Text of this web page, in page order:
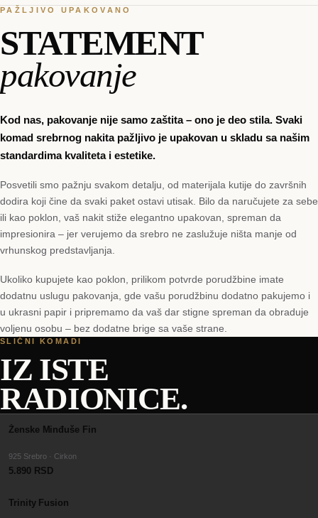
PAŽLJIVO UPAKOVANO
STATEMENT
pakovanje
Kod nas, pakovanje nije samo zaštita – ono je deo stila. Svaki
komad srebrnog nakita pažljivo je upakovan u skladu sa našim
standardima kvaliteta i estetike.
Posvetili smo pažnju svakom detalju, od materijala kutije do završnih
dodira koji čine da svaki paket ostavi utisak. Bilo da naručujete za sebe
ili kao poklon, vaš nakit stiže elegantno upakovan, spreman da
impresionira – jer verujemo da srebro ne zaslužuje ništa manje od
vrhunskog predstavljanja.
Ukoliko kupujete kao poklon, prilikom potvrde porudžbine imate
dodatnu uslugu pakovanja, gde vašu porudžbinu dodatno pakujemo i
u ukrasni papir i pripremamo da vaš dar stigne spreman da obraduje
voljenu osobu – bez dodatne brige sa vaše strane.
SLIČNI KOMADI
IZ ISTE
RADIONICE.
Ženske Minđuše Fin
925 Srebro · Cirkon
5.890 RSD
Trinity Fusion